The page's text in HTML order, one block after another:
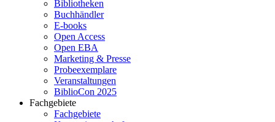
Bibliotheken
Buchhändler
E-books
Open Access
Open EBA
Marketing & Presse
Probeexemplare
Veranstaltungen
BiblioCon 2025
Fachgebiete
Fachgebiete